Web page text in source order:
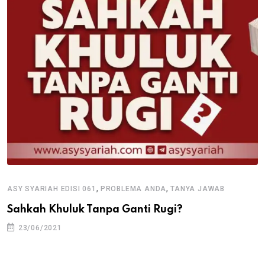
ASY SYARIAH EDISI 061 , PROBLEMA ANDA,TANYA JAWAB
Sahkah Khuluk Tanpa Ganti Rugi?
23/06/2021